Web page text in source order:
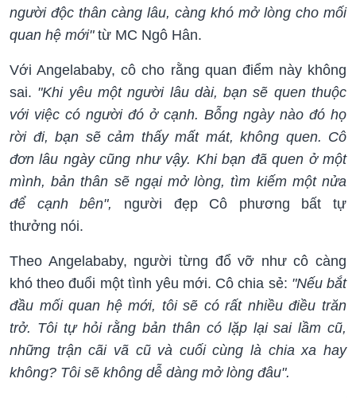
người độc thân càng lâu, càng khó mở lòng cho mối
quan hệ mới"từ MC Ngô Hân.
Với Angelababy, cô cho rằng quan điểm này không
sai. "Khi yêu một người lâu dài, bạn sẽ quen thuộc
với việc có người đó ở cạnh. Bỗng ngày nào đó họ
rời đi, bạn sẽ cảm thấy mất mát, không quen. Cô
đơn lâu ngày cũng như vậy. Khi bạn đã quen ở một
mình, bản thân sẽ ngại mở lòng, tìm kiếm một nửa
để cạnh bên",
người đẹp Cô phương bất tự
thưởng nói.
Theo Angelababy, người từng đổ vỡ như cô càng
khó theo đuổi một tình yêu mới. Cô chia sẻ: "Nếu bắt
đầu mối quan hệ mới, tôi sẽ có rất nhiều điều trăn
trở. Tôi tự hỏi rằng bản thân có lặp lại sai lầm cũ,
những trận cãi vã cũ và cuối cùng là chia xa hay
không? Tôi sẽ không dễ dàng mở lòng đâu".